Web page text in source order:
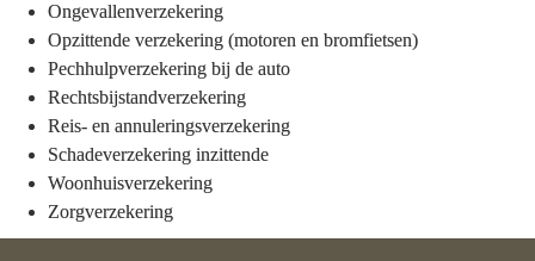
Ongevallenverzekering
Opzittende verzekering (motoren en bromfietsen)
Pechhulpverzekering bij de auto
Rechtsbijstandverzekering
Reis- en annuleringsverzekering
Schadeverzekering inzittende
Woonhuisverzekering
Zorgverzekering